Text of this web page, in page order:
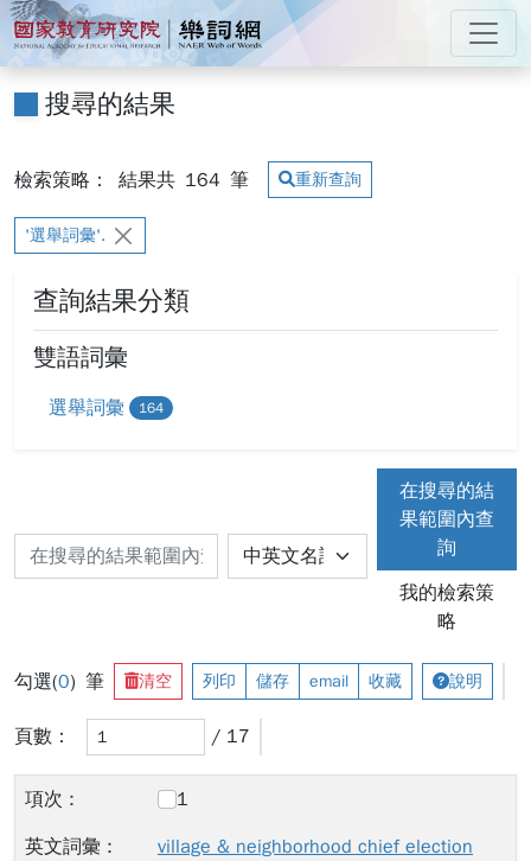
跳到主要內容
:::
國家教育研究院 樂詞網
搜尋的結果
檢索策略： 結果共 164 筆 重新查詢
'選舉詞彙'.
查詢結果分類
雙語詞彙
選舉詞彙 164
在搜尋的結
果範圍內查
詢
我的檢索策
略
勾選(0) 筆 清空 列印 儲存 email 收藏 說明
頁數： / 17
1
village & neighborhood chief election